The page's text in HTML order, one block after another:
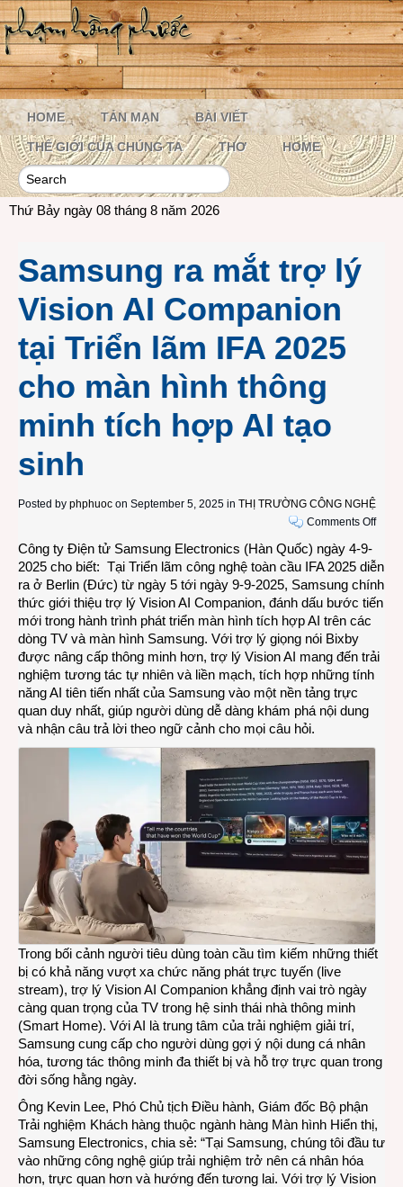
HOME TẢN MẠN BÀI VIẾT
THẾ GIỚI CỦA CHÚNG TA THƠ HOME
Thứ Bảy ngày 08 tháng 8 năm 2026
Samsung ra mắt trợ lý
Vision AI Companion
tại Triển lãm IFA 2025
cho màn hình thông
minh tích hợp AI tạo
sinh
Posted by phphuoc on September 5, 2025 in THỊ TRƯỜNG CÔNG NGHỆ
Comments Offon
ra
mắt
trợ
lý
Công ty Điện tử Samsung Electronics (Hàn Quốc) ngày 4-9-
2025 cho biết: Tại Triển lãm công nghệ toàn cầu IFA 2025 diễn
ra ở Berlin (Đức) từ ngày 5 tới ngày 9-9-2025, Samsung chính
thức giới thiệu trợ lý Vision AI Companion, đánh dấu bước tiến
mới trong hành trình phát triển màn hình tích hợp AI trên các
dòng TV và màn hình Samsung. Với trợ lý giọng nói Bixby
được nâng cấp thông minh hơn, trợ lý Vision AI mang đến trải
nghiệm tương tác tự nhiên và liền mạch, tích hợp những tính
năng AI tiên tiến nhất của Samsung vào một nền tảng trực
quan duy nhất, giúp người dùng dễ dàng khám phá nội dung
và nhận câu trả lời theo ngữ cảnh cho mọi câu hỏi.
Trong bối cảnh người tiêu dùng toàn cầu tìm kiếm những thiết
bị có khả năng vượt xa chức năng phát trực tuyến (live
stream), trợ lý Vision AI Companion khẳng định vai trò ngày
càng quan trọng của TV trong hệ sinh thái nhà thông minh
(Smart Home). Với AI là trung tâm của trải nghiệm giải trí,
Samsung cung cấp cho người dùng gợi ý nội dung cá nhân
hóa, tương tác thông minh đa thiết bị và hỗ trợ trực quan trong
đời sống hằng ngày.
Ông Kevin Lee, Phó Chủ tịch Điều hành, Giám đốc Bộ phận
Trải nghiệm Khách hàng thuộc ngành hàng Màn hình Hiển thị,
Samsung Electronics, chia sẻ: “Tại Samsung, chúng tôi đầu tư
vào những công nghệ giúp trải nghiệm trở nên cá nhân hóa
hơn, trực quan hơn và hướng đến tương lai. Với trợ lý Vision